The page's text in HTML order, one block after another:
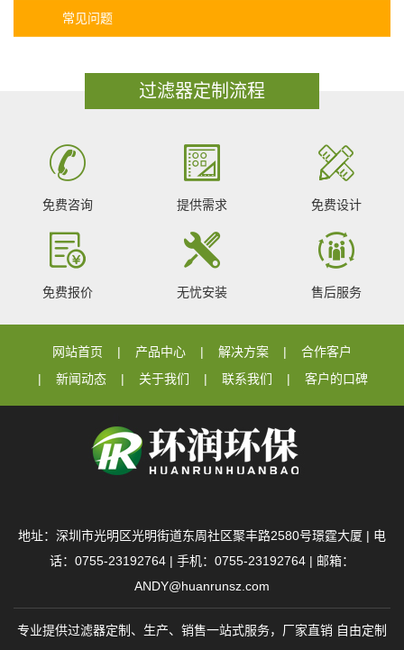
常见问题
过滤器定制流程
免费咨询 提供需求 免费设计
免费报价 无忧安装 售后服务
网站首页 产品中心 解决方案
合作客户
新闻动态
关于我们 联系我们 客户的口碑
地址：深圳市光明区光明街道东周社区聚丰路2580号璟霆大厦 | 电
话：0755-23192764 | 手机：0755-23192764 | 邮箱：
ANDY@huanrunsz.com
专业提供过滤器定制、生产、销售一站式服务，厂家直销 自由定制